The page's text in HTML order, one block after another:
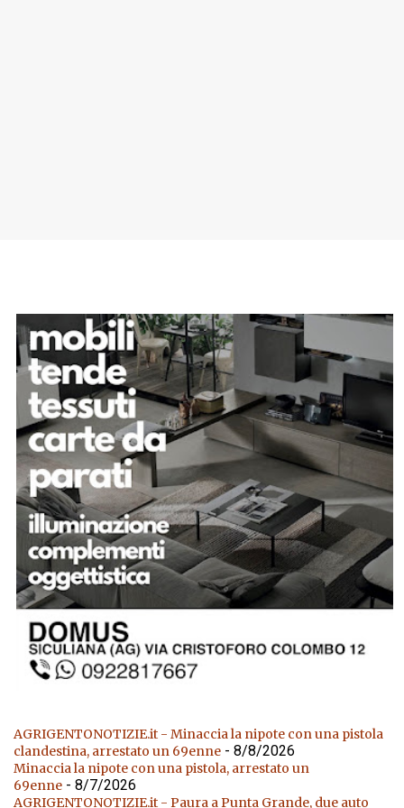
AGRIGENTONOTIZIE.it - Minaccia la nipote con una pistola
clandestina, arrestato un 69enne - 8/8/2026
Minaccia la nipote con una pistola, arrestato un
69enne - 8/7/2026
AGRIGENTONOTIZIE.it - Paura a Punta Grande, due auto